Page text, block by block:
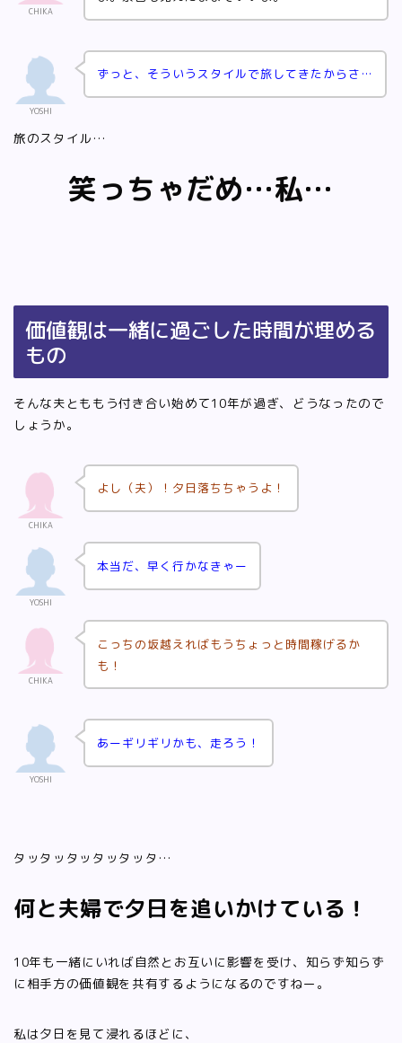
CHIKA
YOSHI
ずっと、そういうスタイルで旅してきたからさ…
旅のスタイル…
笑っちゃだめ…私…
価値観は一緒に過ごした時間が埋める
もの
そんな夫とももう付き合い始めて10年が過ぎ、どうなったので
しょうか。
CHIKA
よし（夫）！夕日落ちちゃうよ！
YOSHI
本当だ、早く行かなきゃー
CHIKA
こっちの坂越えればもうちょっと時間稼げるか
も！
YOSHI
あーギリギリかも、走ろう！
タッタッタッタッタッタ…
何と夫婦で夕日を追いかけている！
10年も一緒にいれば自然とお互いに影響を受け、知らず知らず
に相手方の価値観を共有するようになるのですねー。
私は夕日を見て浸れるほどに、